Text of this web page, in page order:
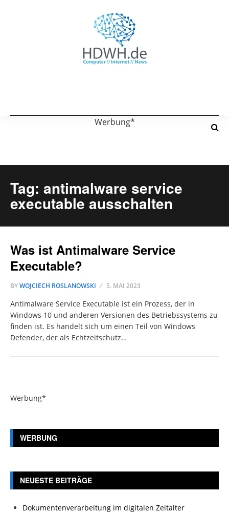
Werbung*
Tag: antimalware service
executable ausschalten
Was ist Antimalware Service
Executable?
BYWOJCIECH ROSLANOWSKI 5. MAI 2023
Antimalware Service Executable ist ein Prozess, der in
Windows 10 und anderen Versionen des Betriebssystems zu
finden ist. Es handelt sich um einen Teil von Windows
Defender, der als Echtzeitschutz…
Werbung*
WERBUNG
NEUESTE BEITRÄGE
Dokumentenverarbeitung im digitalen Zeitalter